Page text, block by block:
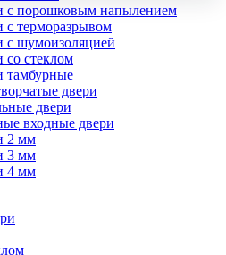
с порошковым напылением
с терморазрывом
с шумоизоляцией
со стеклом
тамбурные
двери
двери
входные двери
2 мм
3 мм
4 мм
(например,
с нашей
данных.
ваши данные обрабатывались,
браузере или покиньте сайт.